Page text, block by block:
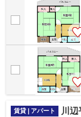
賃貸 | アパート 川辺